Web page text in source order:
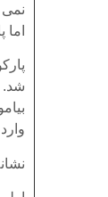
شد.